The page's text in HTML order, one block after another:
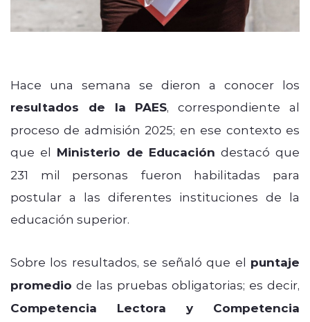
Hace una semana se dieron a conocer los
resultados de la PAES, correspondiente al
proceso de admisión 2025; en ese contexto es
que el Ministerio de Educación destacó que
231 mil personas fueron habilitadas para
postular a las diferentes instituciones de la
educación superior.
Sobre los resultados, se señaló que el puntaje
promedio de las pruebas obligatorias; es decir,
Competencia Lectora y Competencia